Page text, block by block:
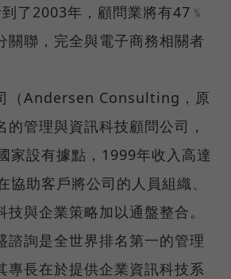
了2003年，顧問業將有47﹪
關聯，完全與電子商務相關者
（Andersen Consulting，原
的管理與資訊科技顧問公司，
家設有據點，1999年收入高達
協助客戶將公司的人員組織、
與企業策略加以通盤整合。
諮詢是全世界排名第一的管理
專長在於提供企業資訊科技系